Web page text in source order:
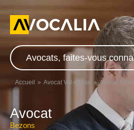
Avocats, faites-vous
Accueil Avocat Val-d'Oise Avocat
Avocat
Bezons